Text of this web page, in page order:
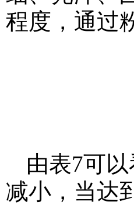
程度，通过
由表7可
减小，当达